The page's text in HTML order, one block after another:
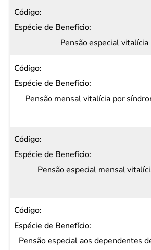
Pensão especial
Pensão mensal vitalícia por
Pensão especial mensal
Pensão especial aos dependentes